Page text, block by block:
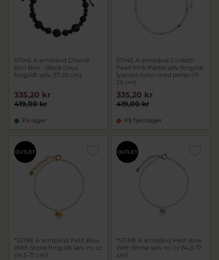
STINE A armbånd Cherrie
Bon Bon - Black Onyx
forgyldt sølv (17-25 cm)
419,00 kr
335,20 kr
På lager
STINE A armbånd Confetti
Pearl Pink Pastel sølv forgyldt
lyserød nylon med perler (17-
25 cm)
419,00 kr
335,20 kr
På fjernlager
OUTLET
*STINE A armbånd Petit Bow
With Stone forgyldt sølv m. cz
(14,5-17 cm)
OUTLET
*STINE A armbånd Petit Bow
With Stone sølv m. cz (14,5-17
cm)